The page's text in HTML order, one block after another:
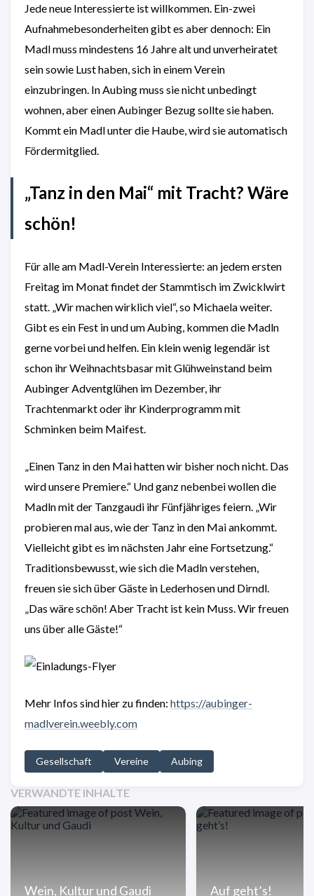
Jede neue Interessierte ist willkommen. Ein-zwei
Aufnahmebesonderheiten gibt es aber dennoch: Ein
Madl muss mindestens 16 Jahre alt und unverheiratet
sein sowie Lust haben, sich in einem Verein
einzubringen. In Aubing muss sie nicht unbedingt
wohnen, aber einen Aubinger Bezug sollte sie haben.
Kommt ein Madl unter die Haube, wird sie automatisch
Fördermitglied.
„Tanz in den Mai“ mit Tracht? Wäre
schön!
Für alle am Madl-Verein Interessierte: an jedem ersten
Freitag im Monat findet der Stammtisch im Zwicklwirt
statt. „Wir machen wirklich viel“, so Michaela weiter.
Gibt es ein Fest in und um Aubing, kommen die Madln
gerne vorbei und helfen. Ein klein wenig legendär ist
schon ihr Weihnachtsbasar mit Glühweinstand beim
Aubinger Adventglühen im Dezember, ihr
Trachtenmarkt oder ihr Kinderprogramm mit
Schminken beim Maifest.
„Einen Tanz in den Mai hatten wir bisher noch nicht. Das
wird unsere Premiere.“ Und ganz nebenbei wollen die
Madln mit der Tanzgaudi ihr Fünfjähriges feiern. „Wir
probieren mal aus, wie der Tanz in den Mai ankommt.
Vielleicht gibt es im nächsten Jahr eine Fortsetzung.“
Traditionsbewusst, wie sich die Madln verstehen,
freuen sie sich über Gäste in Lederhosen und Dirndl.
„Das wäre schön! Aber Tracht ist kein Muss. Wir freuen
uns über alle Gäste!“
Mehr Infos sind hier zu finden: https://aubinger-
madlverein.weebly.com
Gesellschaft Vereine Aubing
VERWANDTE INHALTE
Wein, Kultur und Gaudi Auf geht’s!